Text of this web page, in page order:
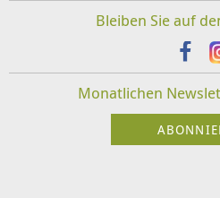
Bleiben Sie auf
Monatlichen